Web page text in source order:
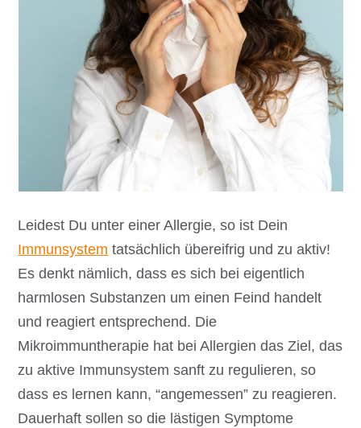
Leidest Du unter einer Allergie, so ist Dein
Immunsystem tatsächlich übereifrig und zu aktiv!
Es denkt nämlich, dass es sich bei eigentlich
harmlosen Substanzen um einen Feind handelt
und reagiert entsprechend. Die
Mikroimmuntherapie hat bei Allergien das Ziel, das
zu aktive Immunsystem sanft zu regulieren, so
dass es lernen kann, “angemessen” zu reagieren.
Dauerhaft sollen so die lästigen Symptome